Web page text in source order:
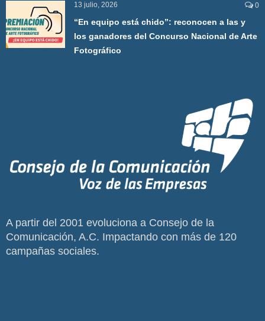
13 julio, 2026 0
“En equipo está chido”: reconocen a las y
los ganadores del Concurso Nacional de Arte
Fotográfico
A partir del 2001 evoluciona a Consejo de la
Comunicación, A.C. Impactando con más de 120
campañas sociales.